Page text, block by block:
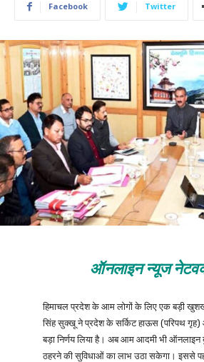
Facebook Twitter
ऑनलाइन न्यूज
हिमाचल प्रदेश के आम लोगों के लिए एक बड़ी
सिंह सुक्खू ने प्रदेश के सर्किट हाऊस (परिपथ
बड़ा निर्णय लिया है। अब आम आदमी भी
ठहरने की सुविधाओं का लाभ उठा सकेगा। इससे